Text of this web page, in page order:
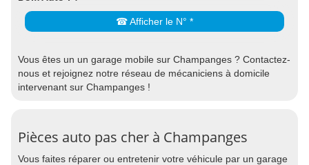
☎ Afficher le N° *
Vous êtes un un garage mobile sur Champanges ? Contactez-
nous et rejoignez notre réseau de mécaniciens à domicile
intervenant sur Champanges !
Pièces auto pas cher à Champanges
Vous faites réparer ou entretenir votre véhicule par un garage